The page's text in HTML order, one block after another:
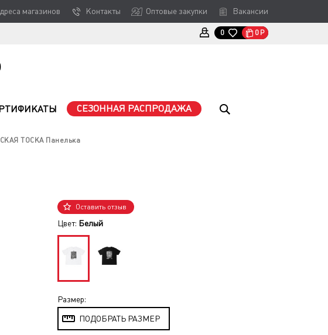
магазинов Контакты Оптовые закупки Вакансии
0 0 Р
СЕЗОННАЯ РАСПРОДАЖА
ТОСКА Панелька
Оставить отзыв
Цвет: Белый
Размер:
ПОДОБРАТЬ РАЗМЕР